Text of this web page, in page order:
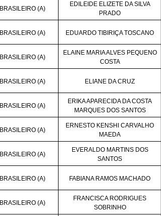
BRASILEIRO (A)
EDILEIDE ELIZETE DA SILVA
PRADO
BRASILEIRO (A) EDUARDO TIBIRIÇA TOSCANO
BRASILEIRO (A)
ELAINE MARIA ALVES PEQUENO
COSTA
BRASILEIRO (A) ELIANE DA CRUZ
BRASILEIRO (A)
ERIKA APARECIDA DA COSTA
MARQUES DOS SANTOS
BRASILEIRO (A)
ERNESTO KENSHI CARVALHO
MAEDA
BRASILEIRO (A)
EVERALDO MARTINS DOS
SANTOS
BRASILEIRO (A) FABIANA RAMOS MACHADO
BRASILEIRO (A)
FRANCISCA RODRIGUES
SOBRINHO